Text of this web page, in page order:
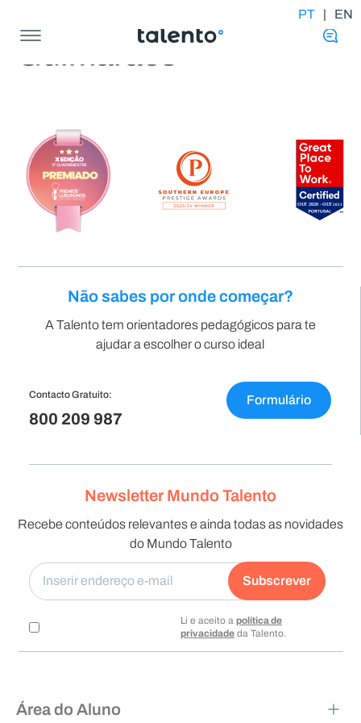
PT | EN
Guimarães
Não sabes por onde começar?
A Talento tem orientadores pedagógicos para te
ajudar a escolher o curso ideal
Contacto Gratuito:
800 209 987
Formulário
Newsletter Mundo Talento
Recebe conteúdos relevantes e ainda todas as novidades
do Mundo Talento
Li e aceito a política de
privacidade da Talento.
Subscrever
Área do Aluno